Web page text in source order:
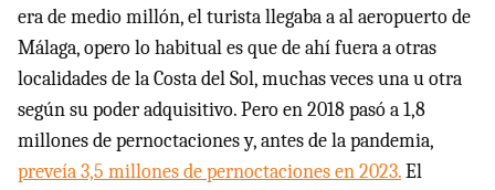
era de medio millón, el turista llegaba a al aeropuerto de
Málaga, opero lo habitual es que de ahí fuera a otras
localidades de la Costa del Sol, muchas veces una u otra
según su poder adquisitivo. Pero en 2018 pasó a 1,8
millones de pernoctaciones y, antes de la pandemia,
preveía 3,5 millones de pernoctaciones en 2023.El